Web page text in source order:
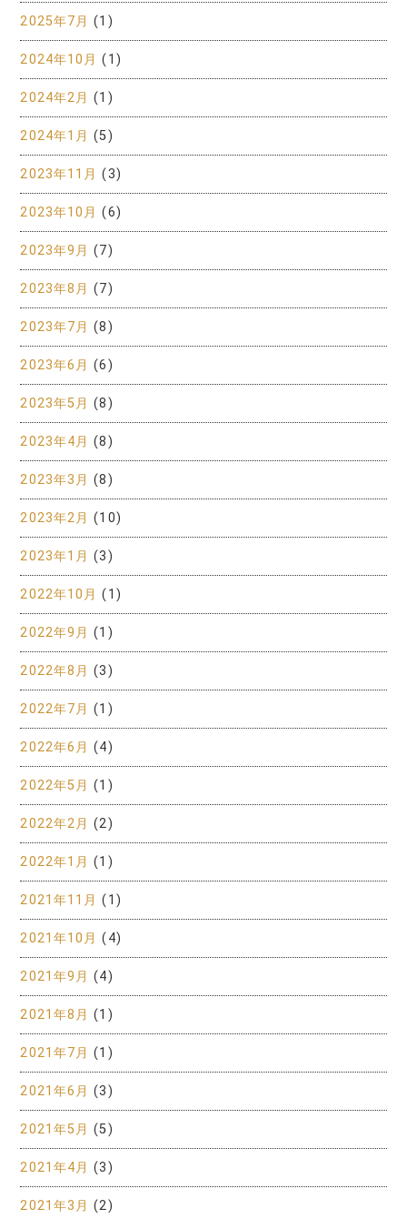
2025年7月 (1)
2024年10月 (1)
2024年2月 (1)
2024年1月 (5)
2023年11月 (3)
2023年10月 (6)
2023年9月 (7)
2023年8月 (7)
2023年7月 (8)
2023年6月 (6)
2023年5月 (8)
2023年4月 (8)
2023年3月 (8)
2023年2月 (10)
2023年1月 (3)
2022年10月 (1)
2022年9月 (1)
2022年8月 (3)
2022年7月 (1)
2022年6月 (4)
2022年5月 (1)
2022年2月 (2)
2022年1月 (1)
2021年11月 (1)
2021年10月 (4)
2021年9月 (4)
2021年8月 (1)
2021年7月 (1)
2021年6月 (3)
2021年5月 (5)
2021年4月 (3)
2021年3月 (2)